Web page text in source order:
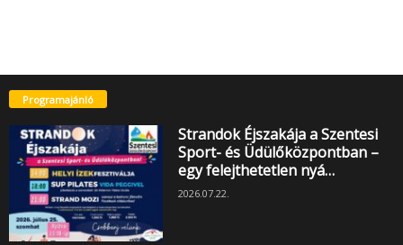
Programajánló
Strandok Éjszakája a Szentesi
Sport- és Üdülőközpontban –
egy felejthetetlen nyá…
2026.07.22.